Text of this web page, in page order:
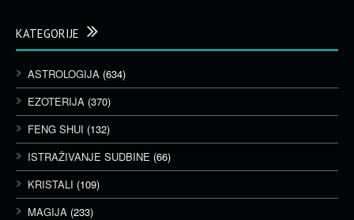
KATEGORIJE
ASTROLOGIJA (634)
EZOTERIJA (370)
FENG SHUI (132)
ISTRAŽIVANJE SUDBINE (66)
KRISTALI (109)
MAGIJA (233)